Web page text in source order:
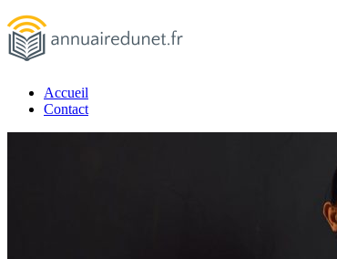
Passer
au
contenu
annuairedunet.fr
Accueil
Contact